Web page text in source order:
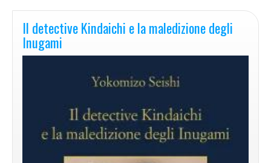
Il detective Kindaichi e la maledizione degli
Inugami